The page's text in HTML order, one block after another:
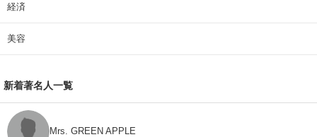
経済
美容
新着著名人一覧
Mrs. GREEN APPLE